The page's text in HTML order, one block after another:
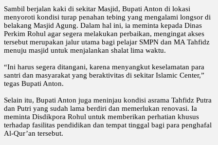
Sambil berjalan kaki di sekitar Masjid, Bupati Anton di lokasi
menyoroti kondisi turap penahan tebing yang mengalami longsor di
belakang Masjid Agung. Dalam hal ini, ia meminta kepada Dinas
Perkim Rohul agar segera melakukan perbaikan, mengingat akses
tersebut merupakan jalur utama bagi pelajar SMPN dan MA Tahfidz
menuju masjid untuk menjalankan shalat lima waktu.
“Ini harus segera ditangani, karena menyangkut keselamatan para
santri dan masyarakat yang beraktivitas di sekitar Islamic Center,”
tegas Bupati Anton.
Selain itu, Bupati Anton juga meninjau kondisi asrama Tahfidz Putra
dan Putri yang sudah lama berdiri dan memerlukan renovasi. Ia
meminta Disdikpora Rohul untuk memberikan perhatian khusus
terhadap fasilitas pendidikan dan tempat tinggal bagi para penghafal
Al-Qur’an tersebut.